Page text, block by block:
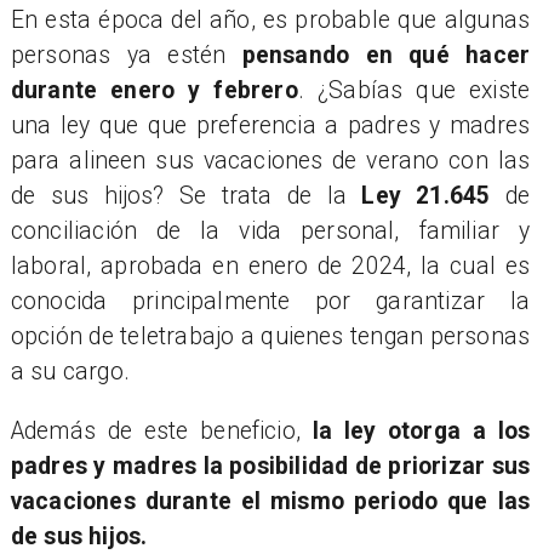
En esta época del año, es probable que algunas
personas ya estén pensando en qué hacer
durante enero y febrero. ¿Sabías que existe
una ley que que preferencia a padres y madres
para alineen sus vacaciones de verano con las
de sus hijos? Se trata de la
Ley 21.645 de
conciliación de la vida personal, familiar y
laboral, aprobada en enero de 2024, la cual es
conocida principalmente por garantizar la
opción de teletrabajo a quienes tengan personas
a su cargo.
Además de este beneficio, la ley otorga a los
padres y madres la posibilidad de priorizar sus
vacaciones durante el mismo periodo que las
de sus hijos.